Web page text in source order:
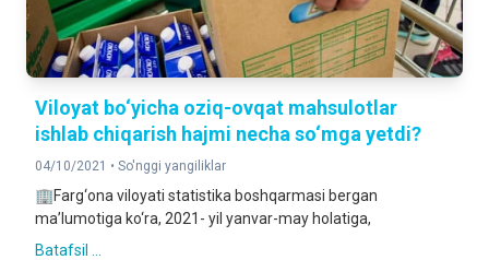
Viloyat bo‘yicha oziq-ovqat mahsulotlar
ishlab chiqarish hajmi necha so‘mga yetdi?
04/10/2021 • So'nggi yangiliklar
🏢Farg‘ona viloyati statistika boshqarmasi bergan
ma’lumotiga ko‘ra, 2021- yil yanvar-may holatiga,
Batafsil ...